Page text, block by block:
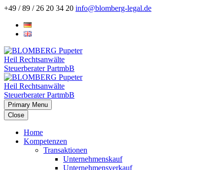
+49 / 89 / 26 20 34 20 info@blomberg-legal.de
Primary Menu
Close
Home
Kompetenzen
Transaktionen
Unternehmenskauf
Unternehmensverkauf